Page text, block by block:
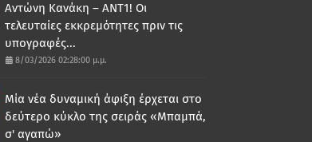
Αντώνη Κανάκη – ΑΝΤ1! Οι
τελευταίες εκκρεμότητες πριν τις
υπογραφές...
8/03/2026 02:28:00 μ.μ.
Μία νέα δυναμική άφιξη έρχεται στο
δεύτερο κύκλο της σειράς «Μπαμπά,
σ' αγαπώ»